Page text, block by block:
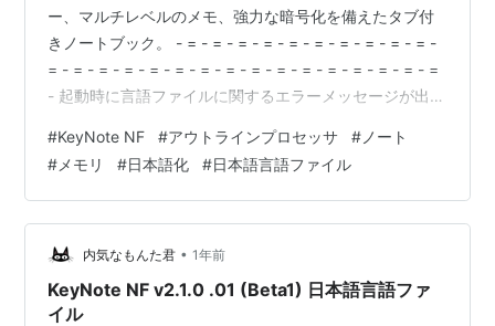
ー、マルチレベルのメモ、強力な暗号化を備えたタブ付
きノートブック。 - = - = - = - = - = - = - = - = - = - = -
= - = - = - = - = - = - = - = - = - = - = - = - = - = - = - =
- 起動時に言語ファイルに関するエラーメッセージが出な
ので、プログラム側の問題だったのだと思う。 言語ファ
イルはサイトのものも更新されているのでサイトからダ
ウンロードしてください。
#KeyNote NF #アウトラインプロセッサ # ノート
# メモリ #日本語化 #日本語言語ファイル
内気なもんた君 • 1年前
KeyNote NF v2.1.0 .01 (Beta1) 日本語言語ファ
イル